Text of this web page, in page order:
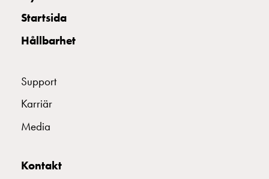
Startsida
Hållbarhet
Support
Karriär
Media
Kontakt